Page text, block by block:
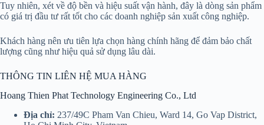
Tuy nhiên, xét về độ bền và hiệu suất vận hành, đây là dòng sản phẩm
có giá trị đầu tư rất tốt cho các doanh nghiệp sản xuất công nghiệp.
Khách hàng nên ưu tiên lựa chọn hàng chính hãng để đảm bảo chất
lượng cũng như hiệu quả sử dụng lâu dài.
THÔNG TIN LIÊN HỆ MUA HÀNG
Hoang Thien Phat Technology Engineering Co., Ltd
Địa chỉ: 237/49C Pham Van Chieu, Ward 14, Go Vap District,